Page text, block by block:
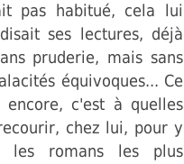
pas habitué, cela lui
ses lectures, déjà
pruderie, mais sans
équivoques... Ce
c'est à quelles
chez lui, pour y
les romans les plus